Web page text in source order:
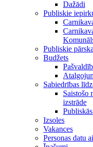
Dažādi
Publiskie
Publiskie
Budžets
Sabiedrības
Saistošo
izstrāde
Izsoles
Vakances
Personas datu